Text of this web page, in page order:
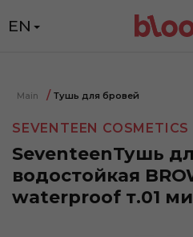
EN
Main Тушь для бровей
SEVENTEEN COSMETICS
SeventeenТушь
водостойкая
waterproof т.01